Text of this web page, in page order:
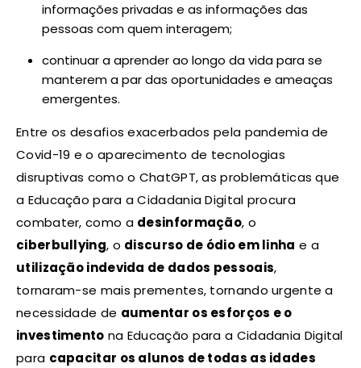
informações privadas e as informações das
pessoas com quem interagem;
continuar a aprender ao longo da vida para se
manterem a par das oportunidades e ameaças
emergentes.
Entre os desafios exacerbados pela pandemia de
Covid-19 e o aparecimento de tecnologias
disruptivas como o ChatGPT, as problemáticas que
a Educação para a Cidadania Digital procura
combater, como a desinformação, o
ciberbullying, o discurso de ódio em linha e a
utilização indevida de dados pessoais,
tornaram-se mais prementes, tornando urgente a
necessidade de aumentar os esforços e o
investimento na Educação para a Cidadania Digital
para capacitar os alunos de todas as idades